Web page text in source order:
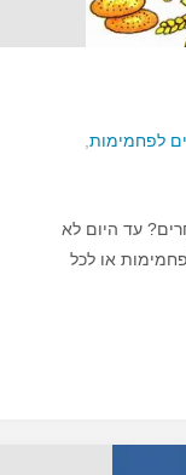
לפחמימות,
עד היום לא
או לכל